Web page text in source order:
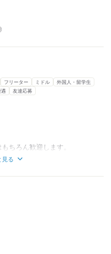
フリーター ミドル
外国人・留学生
友達応募
ちろん歓迎します。
い接客ができる方。
。
きな方。
見る